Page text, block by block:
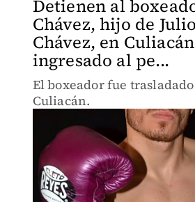
Detienen al
Chávez, hijo de
Chávez, en
ingresado al pe...
El boxeador fue
Culiacán.